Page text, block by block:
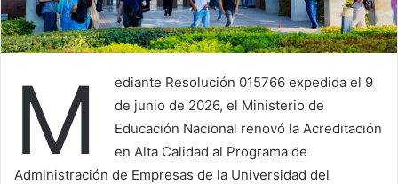
M
ediante Resolución 015766 expedida el 9
de junio de 2026, el Ministerio de
Educación Nacional renovó la Acreditación
en Alta Calidad al Programa de
Administración de Empresas de la Universidad del